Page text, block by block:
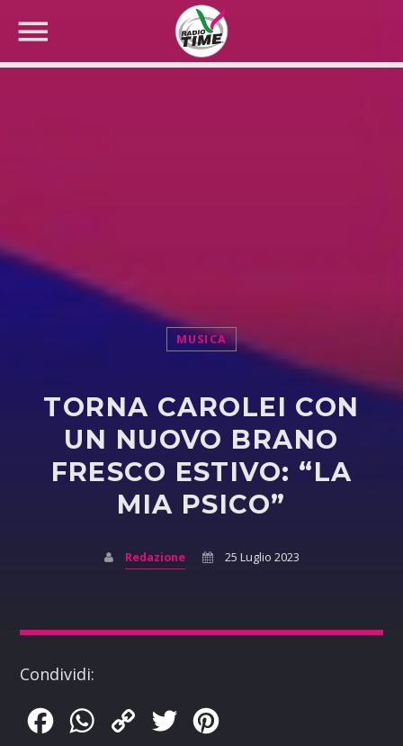
MUSICA
TORNA CAROLEI CON
UN NUOVO BRANO
FRESCO ESTIVO: “LA
MIA PSICO”
Redazione 25 Luglio 2023
Condividi:
FacebookWhatsApp
Copy
Twitter